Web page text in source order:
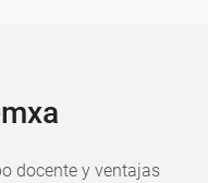
docente y ventajas